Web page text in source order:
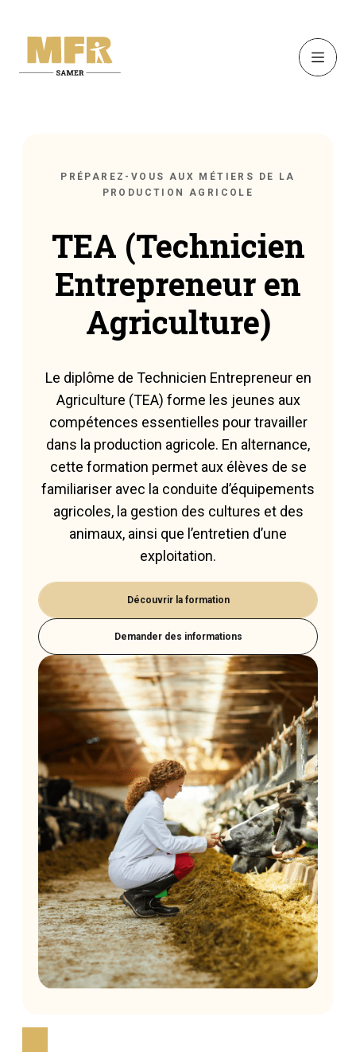
PRÉPAREZ-VOUS AUX MÉTIERS DE LA
PRODUCTION AGRICOLE
TEA (Technicien
Entrepreneur en
Agriculture)
Le diplôme de Technicien Entrepreneur en
Agriculture (TEA) forme les jeunes aux
compétences essentielles pour travailler
dans la production agricole. En alternance,
cette formation permet aux élèves de se
familiariser avec la conduite d’équipements
agricoles, la gestion des cultures et des
animaux, ainsi que l’entretien d’une
exploitation.
Découvrir la formation
Demander des informations